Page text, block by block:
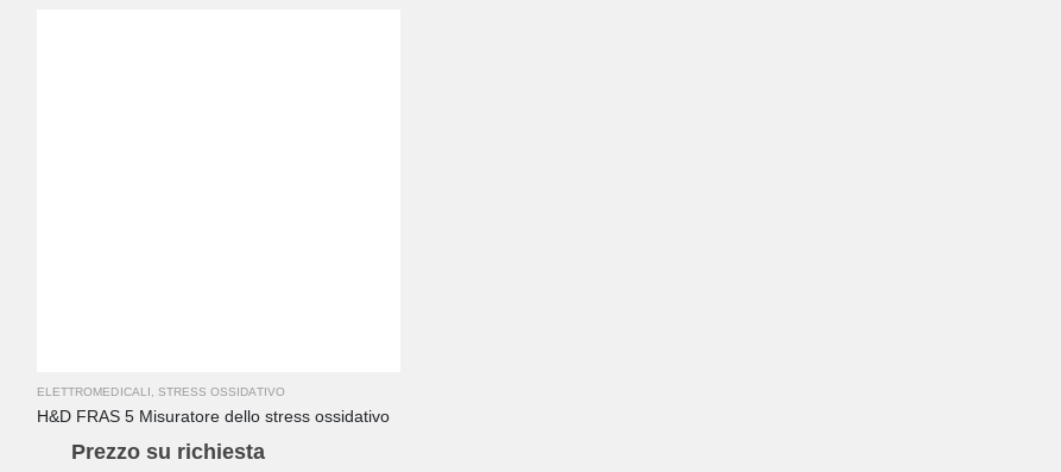
ELETTROMEDICALI, STRESS OSSIDATIVO
H&D FRAS 5 Misuratore dello stress ossidativo
Prezzo su richiesta